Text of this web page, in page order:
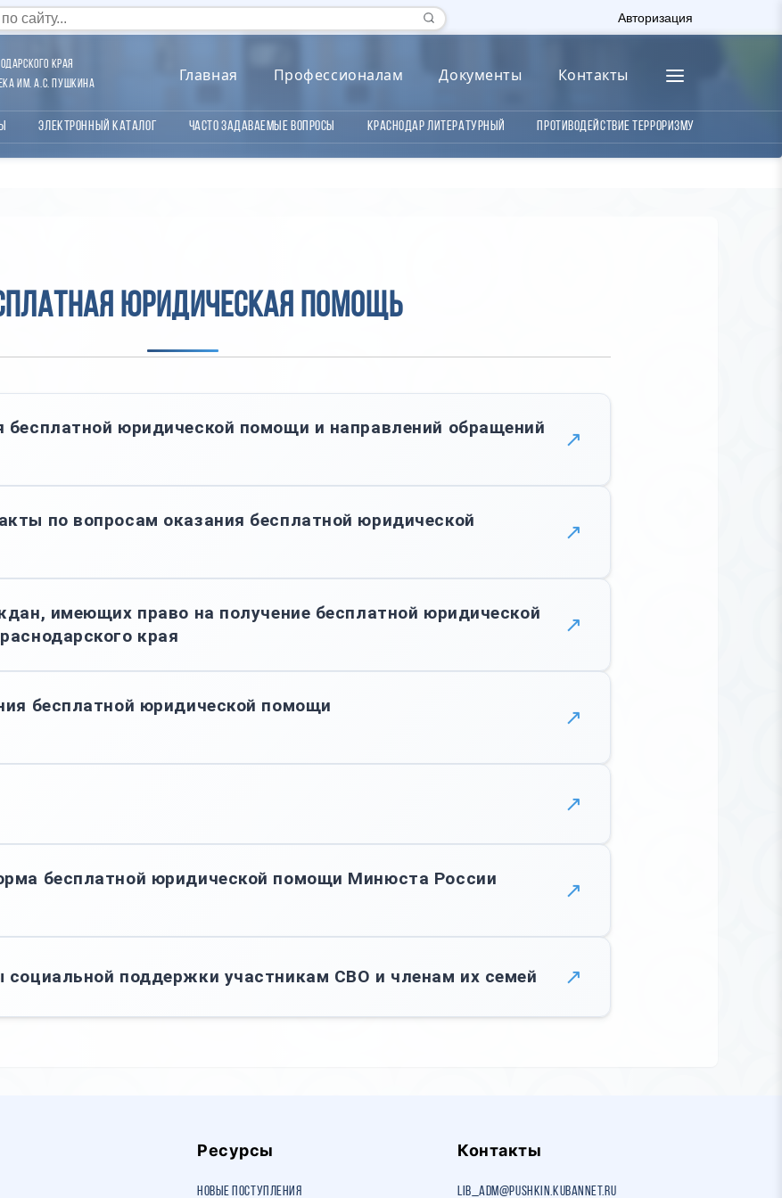
Авторизация
края
им. А.С. Пушкина
Главная Профессионалам Документы Контакты
Электронный каталог Часто задаваемые вопросы Краснодар литературный Противодействие терроризму
юридическая помощь
бесплатной юридической помощи и направлений обращений
↗
по вопросам оказания бесплатной юридической
↗
имеющих право на получение бесплатной юридической
края
↗
бесплатной юридической помощи
↗
↗
бесплатной юридической помощи Минюста России
↗
поддержки участникам СВО и членам их семей ↗
Ресурсы
Новые поступления
Контакты
lib_adm@pushkin.kubannet.ru